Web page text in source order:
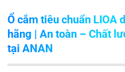
Ổ cắm tiêu chuẩn LIOA
hãng | An toàn – Chất
tại ANAN